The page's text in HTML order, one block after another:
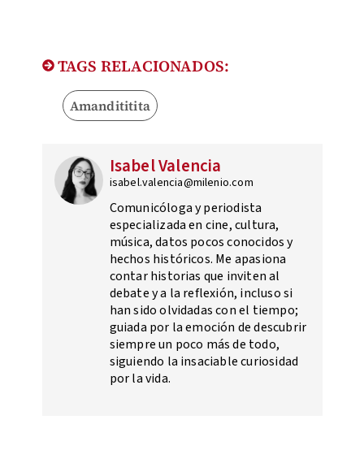
TAGS RELACIONADOS:
Amandititita
Isabel Valencia
isabel.valencia@milenio.com
Comunicóloga y periodista
especializada en cine, cultura,
música, datos pocos conocidos y
hechos históricos. Me apasiona
contar historias que inviten al
debate y a la reflexión, incluso si
han sido olvidadas con el tiempo;
guiada por la emoción de descubrir
siempre un poco más de todo,
siguiendo la insaciable curiosidad
por la vida.